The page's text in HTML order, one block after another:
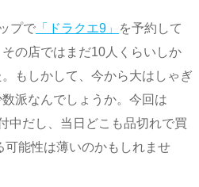
プで 「ドラクエ9」
を予約して
の店ではまだ10人くらいしか
もしかして、今から大はしゃぎ
派なんでしょうか。今回は
中だし、当日どこも品切れで買
可能性は薄いのかもしれませ